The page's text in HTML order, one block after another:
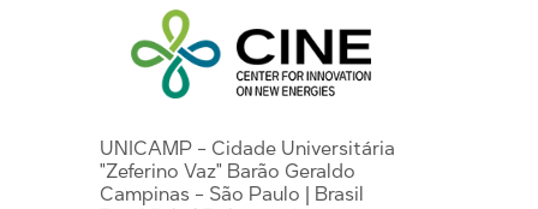
UNICAMP - Cidade Universitária
"Zeferino Vaz" Barão Geraldo
Campinas - São Paulo | Brasil